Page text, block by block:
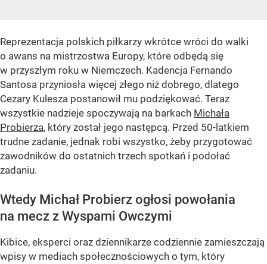
Reprezentacja polskich piłkarzy wkrótce wróci do walki
o awans na mistrzostwa Europy, które odbędą się
w przyszłym roku w Niemczech. Kadencja Fernando
Santosa przyniosła więcej złego niż dobrego, dlatego
Cezary Kulesza postanowił mu podziękować. Teraz
wszystkie nadzieje spoczywają na barkach Michała
Probierza, który został jego następcą. Przed 50-latkiem
trudne zadanie, jednak robi wszystko, żeby przygotować
zawodników do ostatnich trzech spotkań i podołać
zadaniu.
Wtedy Michał Probierz ogłosi powołania
na mecz z Wyspami Owczymi
Kibice, eksperci oraz dziennikarze codziennie zamieszczają
wpisy w mediach społecznościowych o tym, który